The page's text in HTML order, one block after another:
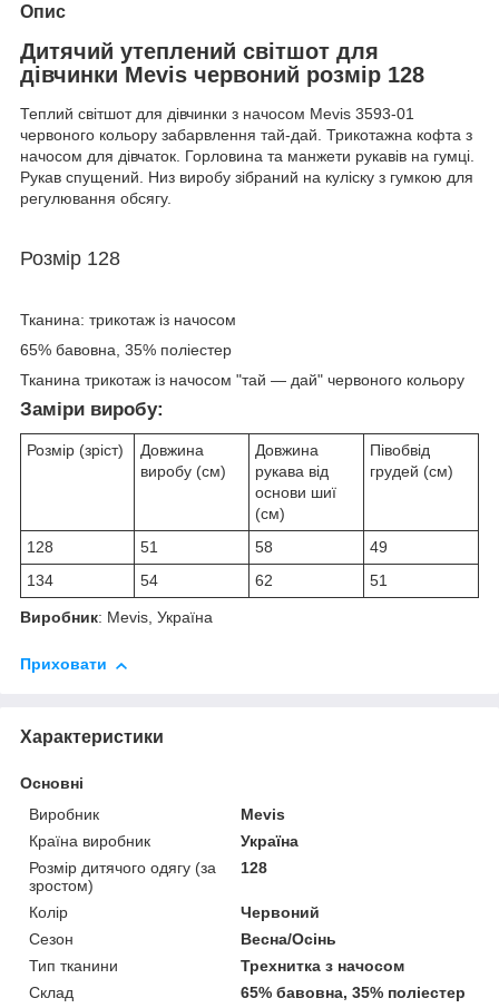
Опис
Дитячий утеплений світшот для
дівчинки Mevis червоний розмір 128
Теплий світшот для дівчинки з начосом Mevis 3593-01
червоного кольору забарвлення тай-дай. Трикотажна кофта з
начосом для дівчаток. Горловина та манжети рукавів на гумці.
Рукав спущений. Низ виробу зібраний на куліску з гумкою для
регулювання обсягу.
Розмір 128
Тканина: трикотаж із начосом
65% бавовна, 35% поліестер
Тканина трикотаж із начосом "тай — дай" червоного кольору
Заміри виробу:
Розмір (зріст)
Довжина
виробу (см)
Довжина
рукава від
основи шиї
(см)
Півобвід
грудей (см)
128 51 58
49
134
54 62 51
Виробник: Mevis, Україна
Приховати
Характеристики
Основні
Виробник
Mevis
Країна виробник
Україна
Розмір дитячого одягу (за
зростом)
128
Колір
Червоний
Сезон
Весна/Осінь
Тип тканини
Трехнитка з начосом
Склад
65% бавовна, 35% поліестер